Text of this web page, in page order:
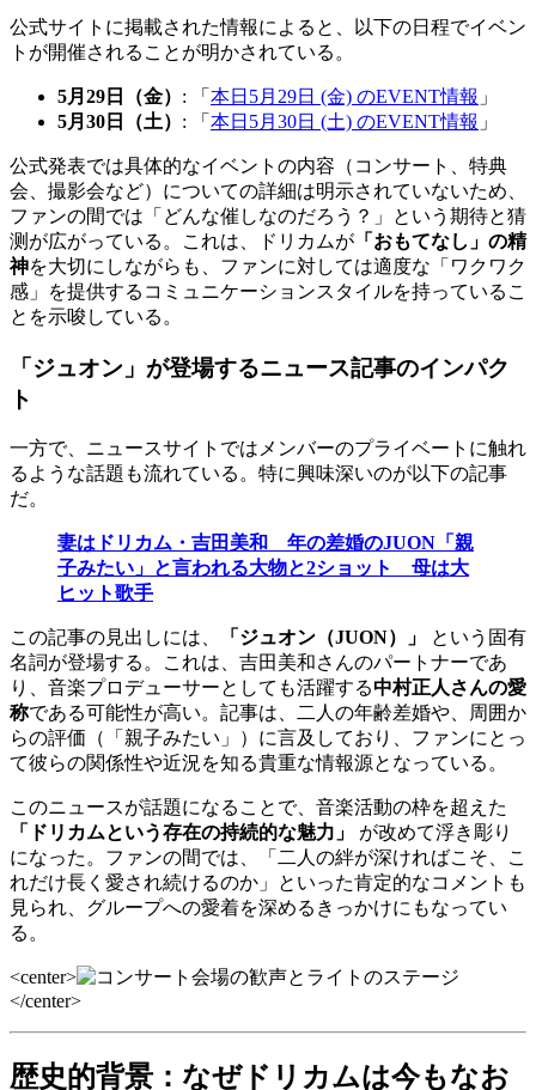
公式サイトに掲載された情報によると、以下の日程でイベン
トが開催されることが明かされている。
5月29日（金） : 「 本日5月29日 (金) のEVENT情報 」
5月30日（土） : 「 本日5月30日 (土) のEVENT情報 」
公式発表では具体的なイベントの内容（コンサート、特典
会、撮影会など）についての詳細は明示されていないため、
ファンの間では「どんな催しなのだろう？」という期待と猜
测が広がっている。これは、ドリカムが 「おもてなし」の精
神を大切にしながらも、ファンに対しては適度な「ワクワク
感」を提供するコミュニケーションスタイルを持っているこ
とを示唆している。
「ジュオン」が登場するニュース記事のインパク
ト
一方で、ニュースサイトではメンバーのプライベートに触れ
るような話題も流れている。特に興味深いのが以下の記事
だ。
妻はドリカム・吉田美和 年の差婚のJUON「親
子みたい」と言われる大物と2ショット 母は大
ヒット歌手
この記事の見出しには、 「ジュオン（JUON）」
という固有
名詞が登場する。これは、吉田美和さんのパートナーであ
り、音楽プロデューサーとしても活躍する中村正人さんの愛
称である可能性が高い。記事は、二人の年齢差婚や、周囲か
らの評価（「親子みたい」）に言及しており、ファンにとっ
て彼らの関係性や近況を知る貴重な情報源となっている。
このニュースが話題になることで、音楽活動の枠を超えた
「ドリカムという存在の持続的な魅力」
が改めて浮き彫り
になった。ファンの間では、「二人の絆が深ければこそ、こ
れだけ長く愛され続けるのか」といった肯定的なコメントも
見られ、グループへの愛着を深めるきっかけにもなってい
る。
<center>
</center>
歴史的背景：なぜドリカムは今もなお